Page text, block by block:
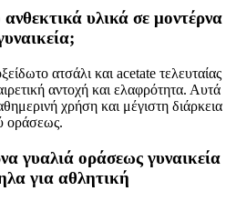
ανθεκτικά υλικά σε μοντέρνα
ατσάλι και acetate τελευταίας
αντοχή και ελαφρότητα. Αυτά
χρήση και μέγιστη διάρκεια
οράσεως.
γυαλιά οράσεως γυναικεία
για αθλητική